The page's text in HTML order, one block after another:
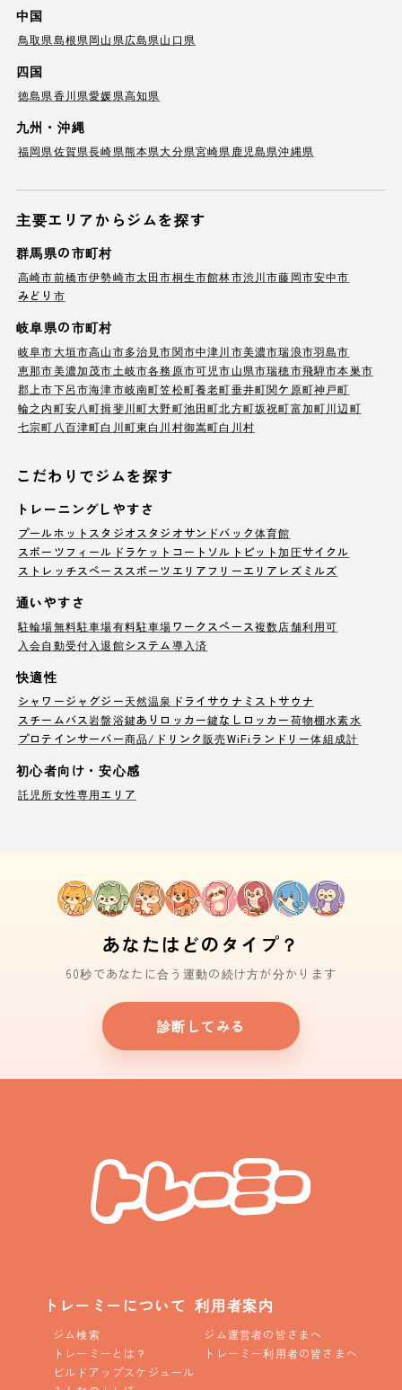
中国
鳥取県島根県岡山県広島県山口県
四国
徳島県香川県愛媛県高知県
九州・沖縄
福岡県佐賀県長崎県熊本県大分県宮崎県 鹿児島県沖縄県
主要エリアからジムを探す
群馬県の市町村
高崎市前橋市伊勢崎市太田市桐生市館林市渋川市藤岡市安中市
みどり市
岐阜県の市町村
岐阜市大垣市高山市多治見市関市中津川市美濃市瑞浪市羽島市
恵那市美濃加茂市土岐市各務原市可児市山県市瑞穂市飛騨市本巣市
郡上市下呂市海津市岐南町笠松町養老町垂井町関ケ原町神戸町
輪之内町安八町揖斐川町大野町池田町北方町坂祝町富加町川辺町
七宗町 八百津町白川町東白川村御嵩町白川村
こだわりでジムを探す
トレーニングしやすさ
プールホットスタジオ スタジオサンドバック体育館
スポーツフィールド ラケットコート ソルトピット加圧サイクル
ストレッチスペース スポーツエリア フリーエリア レズミルズ
通いやすさ
駐輪場無料駐車場有料駐車場ワークスペース複数店舗利用可
入会自動受付 入退館システム導入済
快適性
シャワージャグジー天然温泉 ドライサウナ ミストサウナ
スチームバス岩盤浴鍵ありロッカー鍵なしロッカー荷物棚水素水
プロテインサーバー商品/ドリンク販売WiFi ランドリー体組成計
初心者向け・安心感
託児所女性専用エリア
あなたはどのタイプ？
60秒であなたに合う運動の続け方が分かります
診断してみる
トレーミーについて
ジム検索
トレーミーとは？
ビルドアップスケジュール
利用者案内
ジム運営者の皆さまへ
トレーミー利用者の皆さまへ